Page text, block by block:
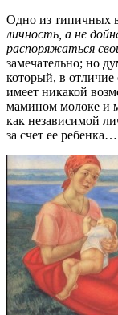
Одно из типичных
личность, а не
распоряжаться
замечательно; но
который, в отличие
имеет никакой
мамином молоке и
как независимой
за счет ее ребенка…